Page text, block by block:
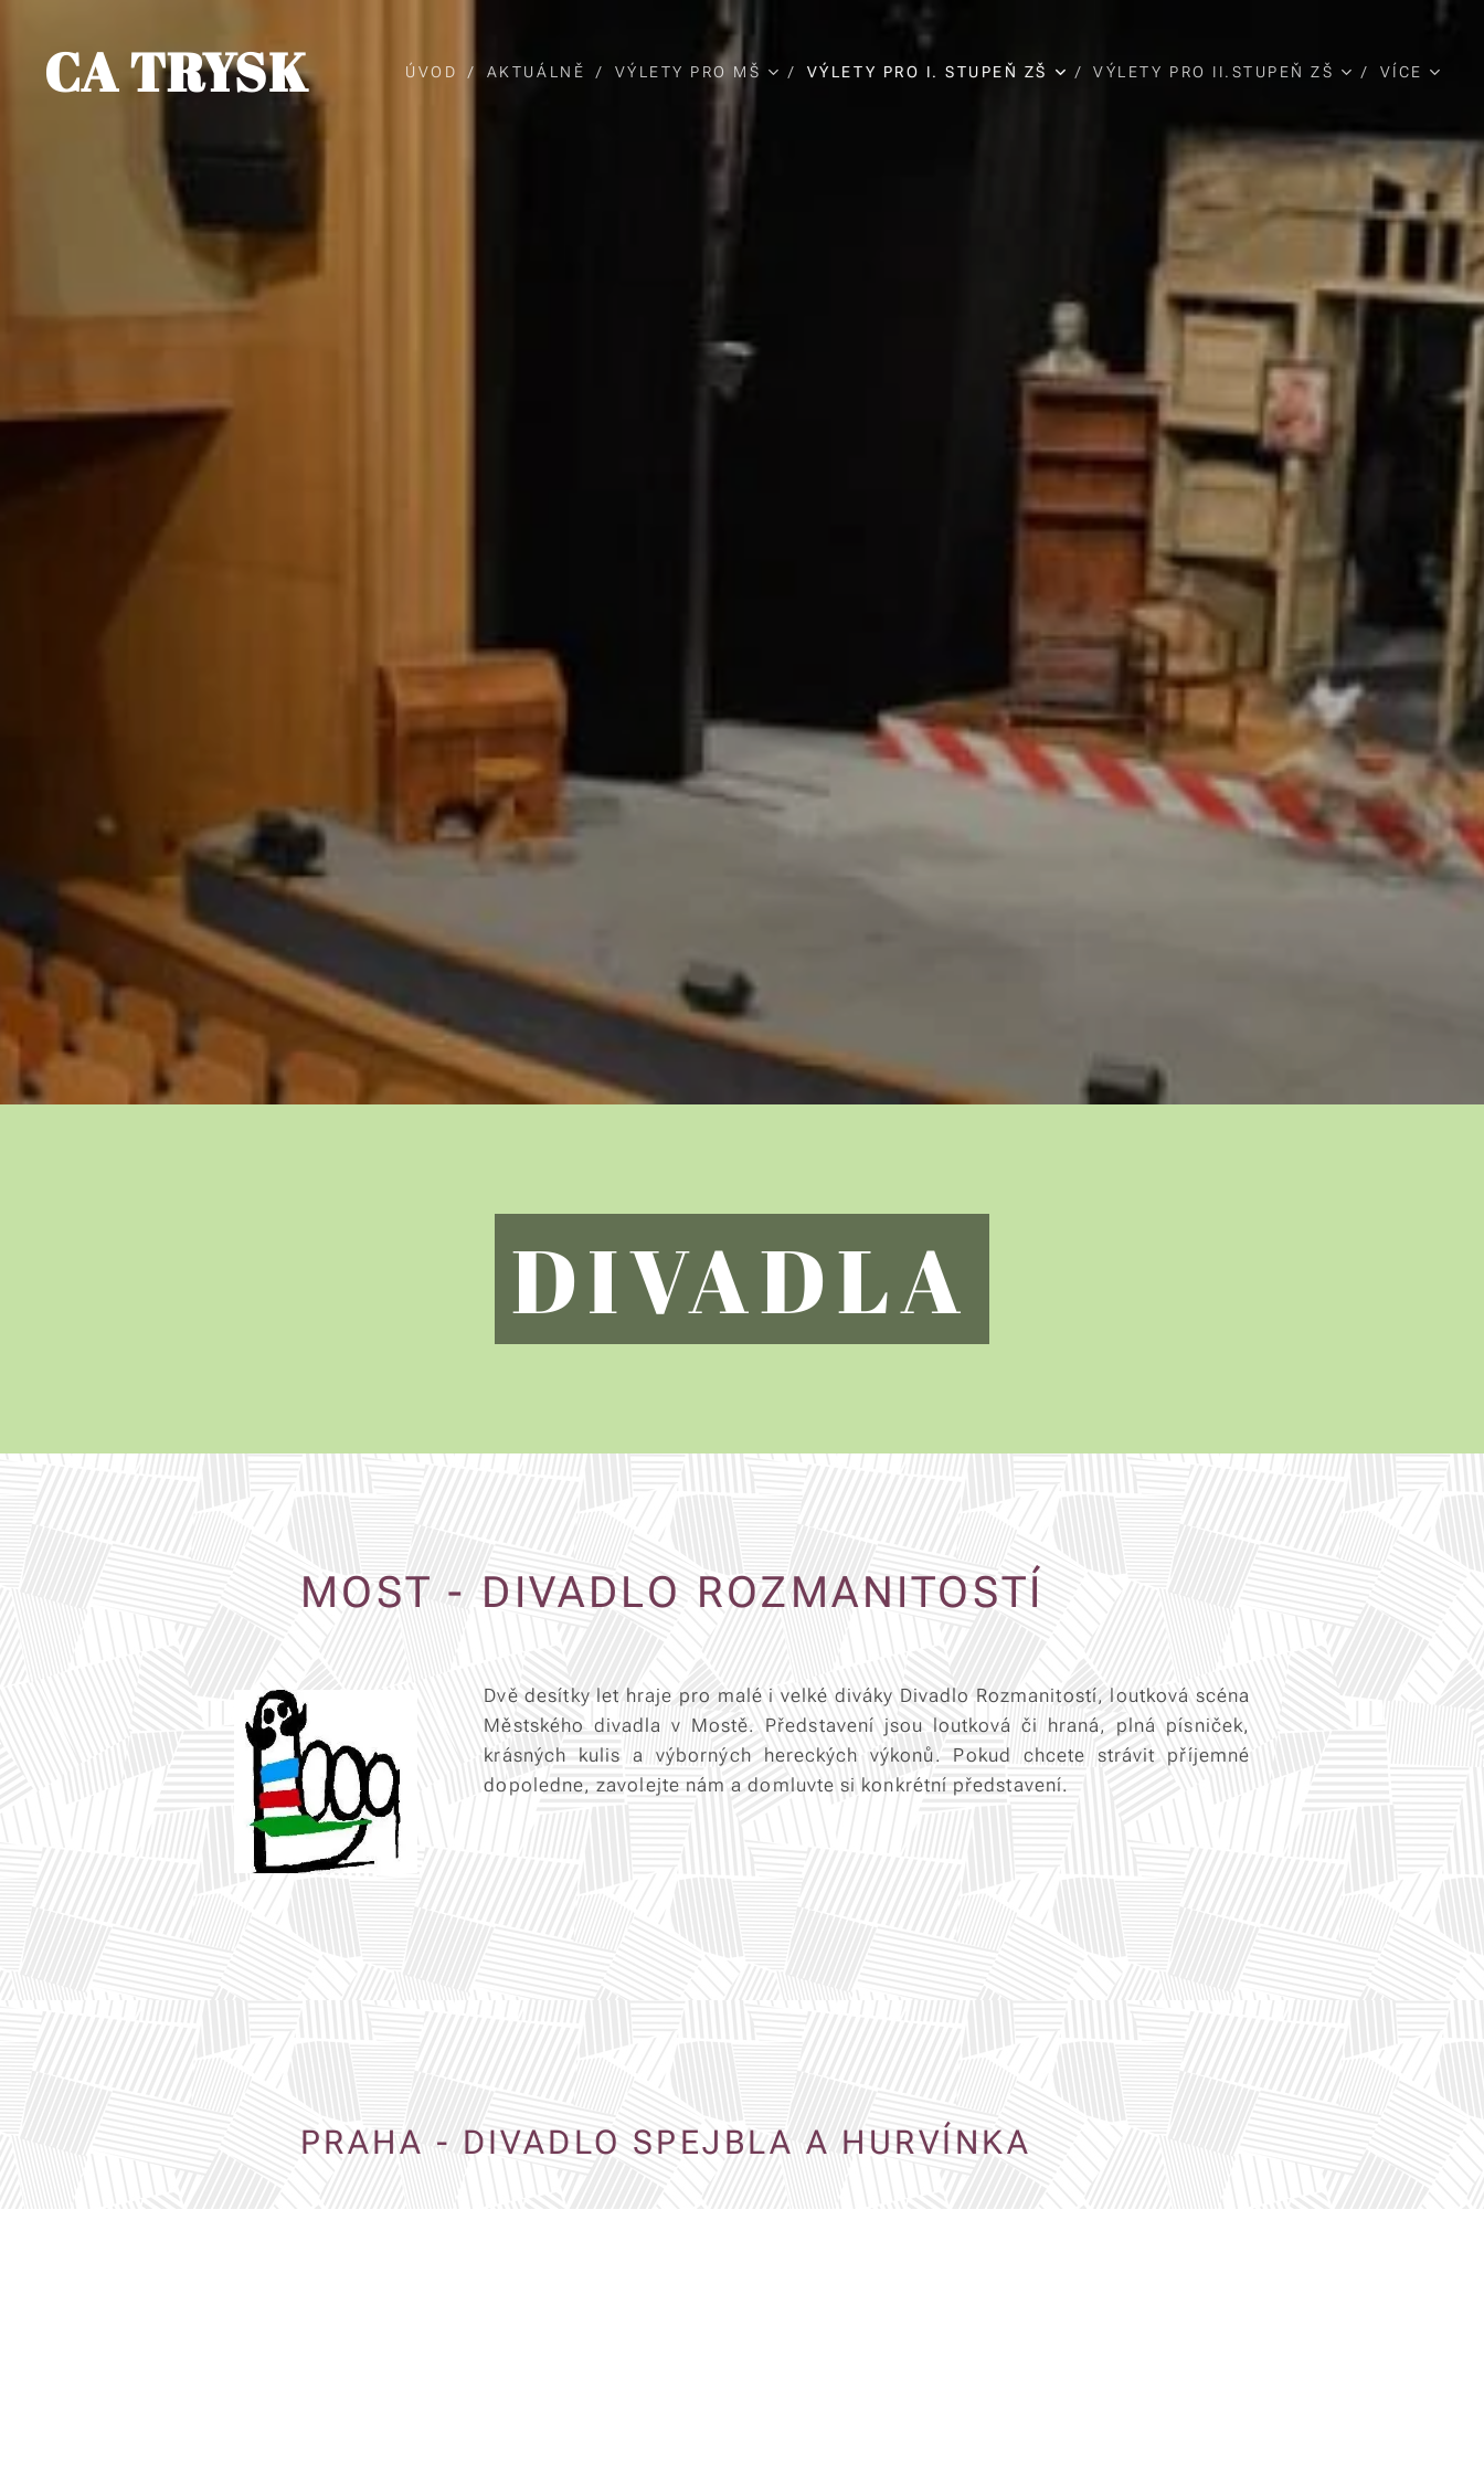
CA TRYSK ÚVOD AKTUÁLNĚ VÝLETY PRO MŠ VÝLETY PRO I. STUPEŇ ZŠ VÝLETY PRO II.STUPEŇ ZŠ VÍCE
DIVADLA
MOST - DIVADLO ROZMANITOSTÍ
Dvě desítky let hraje pro malé i velké diváky Divadlo Rozmanitostí, loutková scéna
Městského divadla v Mostě. Představení jsou loutková či hraná, plná písniček,
krásných kulis a výborných hereckých výkonů. Pokud chcete strávit příjemné
dopoledne, zavolejte nám a domluvte si konkrétní představení.
PRAHA - DIVADLO SPEJBLA A HURVÍNKA